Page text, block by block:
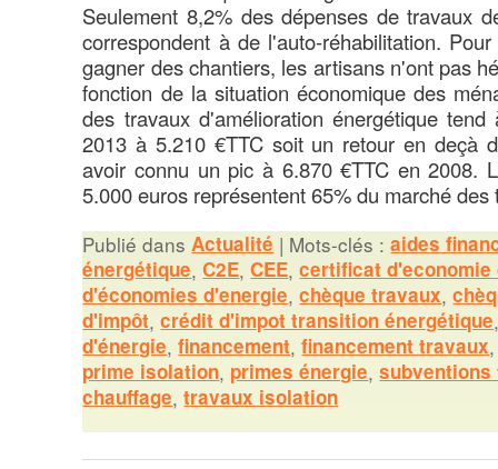
Seulement 8,2% des dépenses de travaux
correspondent à de l'auto-réhabilitation.
gagner des chantiers, les artisans n'ont pas
fonction de la situation économique des
des travaux d'amélioration énergétique
2013 à 5.210 €TTC soit un retour en deçà
avoir connu un pic à 6.870 €TTC en 2008.
5.000 euros représentent 65% du marché des
Publié dans Actualité | Mots-clés : aides
énergétique,C2E,CEE,certificat d'economie
d'économies d'energie,chèque travaux,
d'impôt,crédit d'impot transition énergétique
d'énergie,financement,financement travaux
prime isolation, primes énergie,
chauffage,travaux isolation